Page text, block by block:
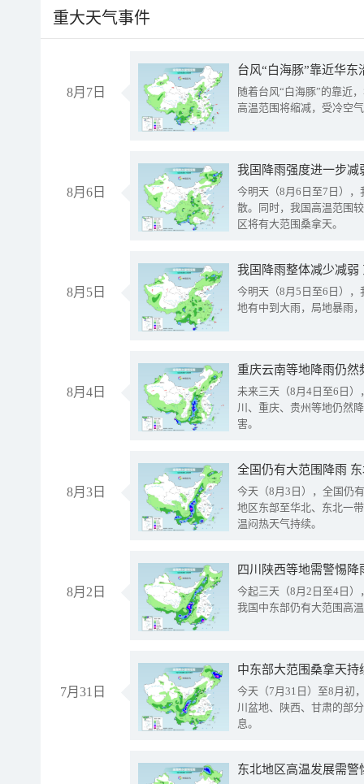
重大天气事件
8月7日
台风“白海豚”靠近华
随着台风“白海豚”的靠近
高温范围将缩减，受冷空
8月6日
今明天（8月6日至7日）
散。同时，我国高温范围
区将有大范围桑拿天。
8月5日
我国降雨整体减少减弱
今明天（8月5日至6日）
地有中到大雨，局地暴雨
8月4日
重庆云南等地降雨仍然
未来三天（8月4日至6日
川、重庆、贵州等地仍然
害。
8月3日
全国仍有大范围降雨
今天（8月3日），全国仍
地区东部至华北、东北一
温闷热天气持续。
8月2日
今起三天（8月2日至4日
我国中东部仍有大范围高
7月31日
中东部大范围桑拿天
今天（7月31日）至8月初
川盆地、陕西、甘肃的部
息。
东北地区高温发展需